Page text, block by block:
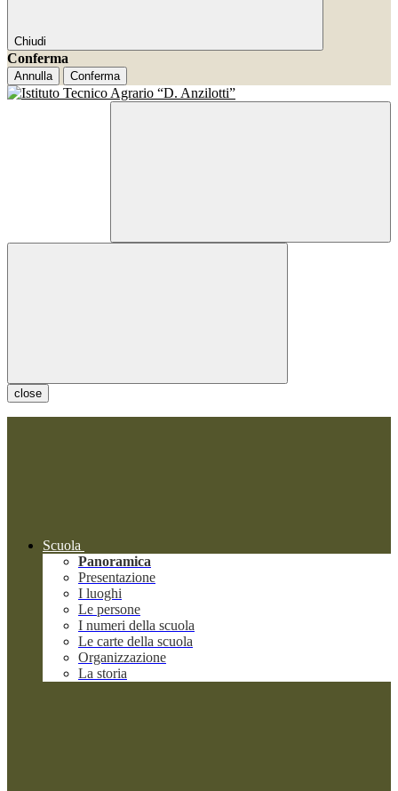
Chiudi
Conferma
Annulla Conferma
close
Scuola
Panoramica
Presentazione
I luoghi
Le persone
I numeri della scuola
Le carte della scuola
Organizzazione
La storia